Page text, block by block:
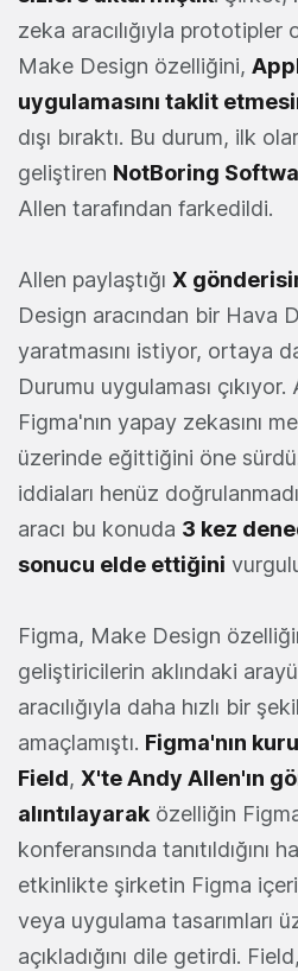
zeka aracılığıyla prototipler
Make Design özelliğini,
uygulamasını taklit
dışı bıraktı. Bu durum, ilk
geliştiren NotBoring
Allen tarafından farkedildi.
Allen paylaştığı X
Design aracından bir Hava
yaratmasını istiyor, ortaya
Durumu uygulaması
Figma'nın yapay zekasını
üzerinde eğittiğini öne
iddiaları henüz
aracı bu konuda 3 kez
sonucu elde ettiğini
Figma, Make Design
geliştiricilerin aklındaki
aracılığıyla daha hızlı bir
amaçlamıştı. Figma'nın
Field, X'te Andy Allen'ın
alıntılayarak özelliğin
konferansında tanıtıldığını
etkinlikte şirketin Figma
veya uygulama tasarımları
açıkladığını dile getirdi.